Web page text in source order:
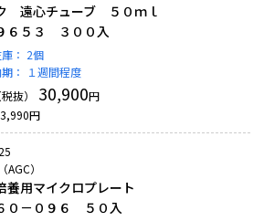
遠心チューブ ５０ｍｌ
６５３ ３００入
： 2個
：
１週間程度
抜）
30,900円
円
AGC）
養用マイクロプレート
０－０９６ ５０入